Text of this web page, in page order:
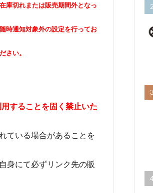
庫切れまたは販売期間外となっ
時通知対象外の設定を行ってお
さい。
することを固く禁止いた
ている場合があることを
身にて必ずリンク先の販